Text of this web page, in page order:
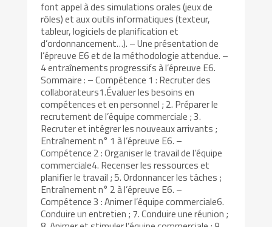
font appel à des simulations orales (jeux de
rôles) et aux outils informatiques (texteur,
tableur, logiciels de planification et
d’ordonnancement…). – Une présentation de
l’épreuve E6 et de la méthodologie attendue. –
4 entraînements progressifs à l’épreuve E6.
Sommaire : – Compétence 1 : Recruter des
collaborateurs1.Évaluer les besoins en
compétences et en personnel ; 2. Préparer le
recrutement de l’équipe commerciale ; 3.
Recruter et intégrer les nouveaux arrivants ;
Entraînement n° 1 à l’épreuve E6. –
Compétence 2 : Organiser le travail de l’équipe
commerciale4. Recenser les ressources et
planifier le travail ; 5. Ordonnancer les tâches ;
Entraînement n° 2 à l’épreuve E6. –
Compétence 3 : Animer l’équipe commerciale6.
Conduire un entretien ; 7. Conduire une réunion ;